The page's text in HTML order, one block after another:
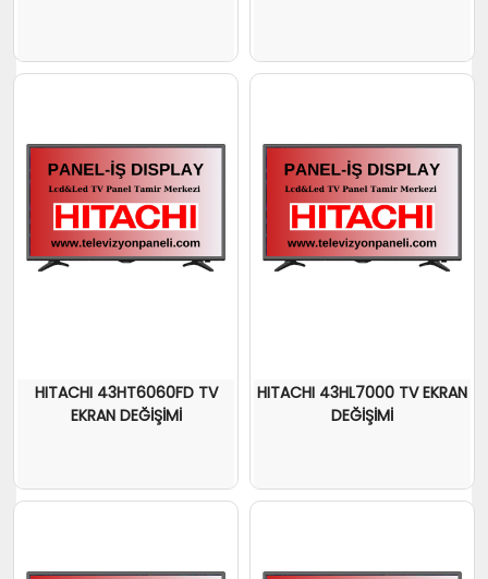
HITACHI 43HT6060FD TV
EKRAN DEĞİŞİMİ
HITACHI 43HL7000 TV EKRAN
DEĞİŞİMİ